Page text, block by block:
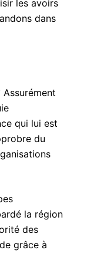
les avoirs
dans
qui lui est
du
la région
des
grâce à